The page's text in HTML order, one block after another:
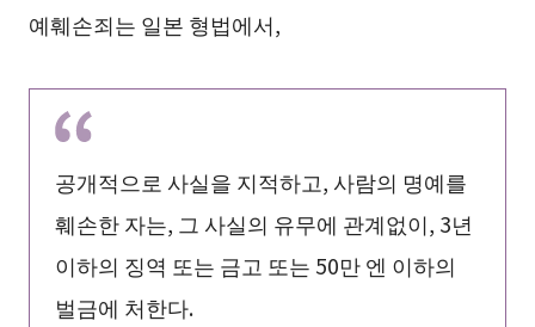
예훼손죄는 일본 형법에서,
공개적으로 사실을 지적하고, 사람의 명예를
훼손한 자는, 그 사실의 유무에 관계없이, 3년
이하의 징역 또는 금고 또는 50만 엔 이하의
벌금에 처한다.